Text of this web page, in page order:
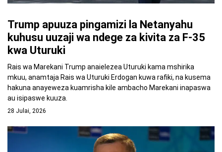
Trump apuuza pingamizi la Netanyahu
kuhusu uuzaji wa ndege za kivita za F-35
kwa Uturuki
Rais wa Marekani Trump anaielezea Uturuki kama mshirika
mkuu, anamtaja Rais wa Uturuki Erdogan kuwa rafiki, na kusema
hakuna anayeweza kuamrisha kile ambacho Marekani inapaswa
au isipaswe kuuza.
28 Julai, 2026